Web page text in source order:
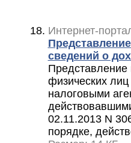
Интернет-
сведений о
Представление
физических
налоговыми
02.11.2013 N
порядке,